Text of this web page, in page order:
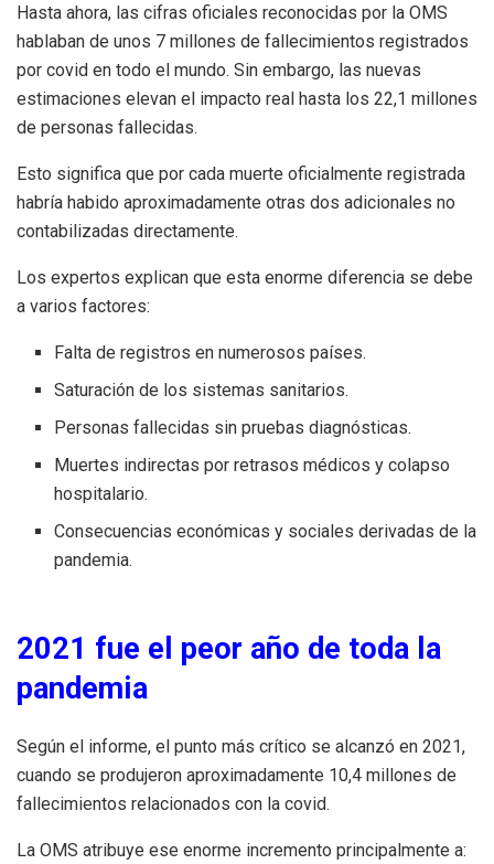
Hasta ahora, las cifras oficiales reconocidas por la OMS
hablaban de unos 7 millones de fallecimientos registrados
por covid en todo el mundo. Sin embargo, las nuevas
estimaciones elevan el impacto real hasta los 22,1 millones
de personas fallecidas.
Esto significa que por cada muerte oficialmente registrada
habría habido aproximadamente otras dos adicionales no
contabilizadas directamente.
Los expertos explican que esta enorme diferencia se debe
a varios factores:
Falta de registros en numerosos países.
Saturación de los sistemas sanitarios.
Personas fallecidas sin pruebas diagnósticas.
Muertes indirectas por retrasos médicos y colapso
hospitalario.
Consecuencias económicas y sociales derivadas de la
pandemia.
2021 fue el peor año de toda la
pandemia
Según el informe, el punto más crítico se alcanzó en 2021,
cuando se produjeron aproximadamente 10,4 millones de
fallecimientos relacionados con la covid.
La OMS atribuye ese enorme incremento principalmente a: